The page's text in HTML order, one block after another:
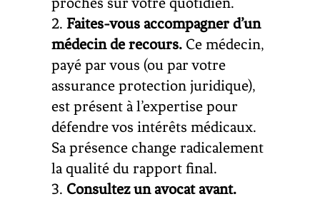
Faites-vous accompagner d’un
médecin de recours.Ce médecin,
payé par vous (ou par votre
assurance protection juridique),
est présent à l’expertise pour
défendre vos intérêts médicaux.
Sa présence change radicalement
la qualité du rapport final.
Consultez un avocat avant.